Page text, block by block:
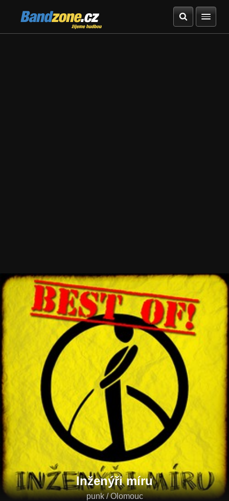
Bandzone.cz
žijeme hudbou
Inženýři míru
punk / Olomouc